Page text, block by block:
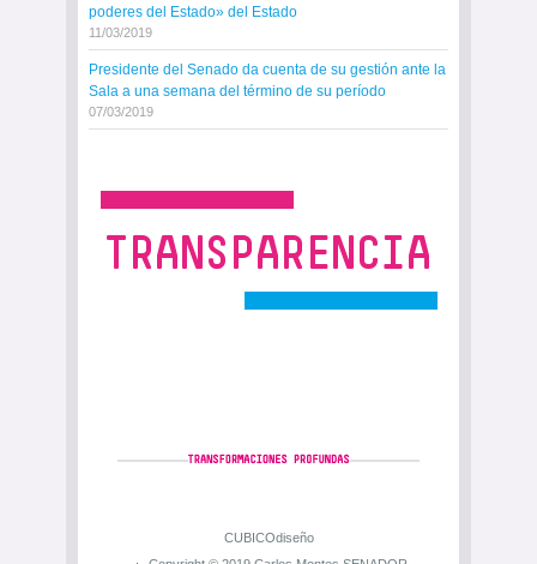
poderes del Estado» del Estado
11/03/2019
Presidente del Senado da cuenta de su gestión ante la
Sala a una semana del término de su período
07/03/2019
CUBICOdiseño